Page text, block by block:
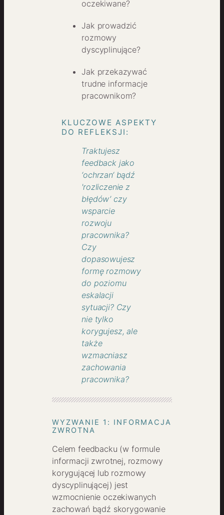
oczekiwane?
Jak prowadzić
rozmowy
dyscyplinujące?
Jak przekazywać
trudne informacje
pracownikom?
KLUCZOWE ASPEKTY
DO REFLEKSJI:
Traktujesz
feedback jako
‘ochrzan‘ bądź
'rozliczenie z
błędów’ czy
wsparcie
rozwoju
pracownika?
Czy
dopasowujesz
formę rozmowy
do poziomu
eskalacji
sytuacji? Czy
nie tylko
korygujesz, ale
także
wzmacniasz
zachowania
pracownika?
WYZWANIE 1: INFORMACJA
ZWROTNA
Celem feedbacku (w formule
informacji zwrotnej, rozmowy
korygującej lub rozmowy
dyscyplinującej) jest
wzmocnienie oczekiwanych
zachowań bądź skorygowanie